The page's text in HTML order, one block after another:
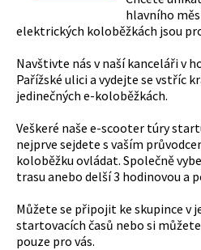
hlavního
elektrických koloběžkách jsou
Navštivte nás v naší kanceláři v
Pařížské ulici a vydejte se vstříc
jedinečných e-koloběžkách.
Veškeré naše e-scooter túry
nejprve sejdete s vaším
koloběžku ovládat. Společně
trasu anebo delší 3 hodinovou a
Můžete se připojit ke skupince v
startovacích časů nebo si
pouze pro vás.